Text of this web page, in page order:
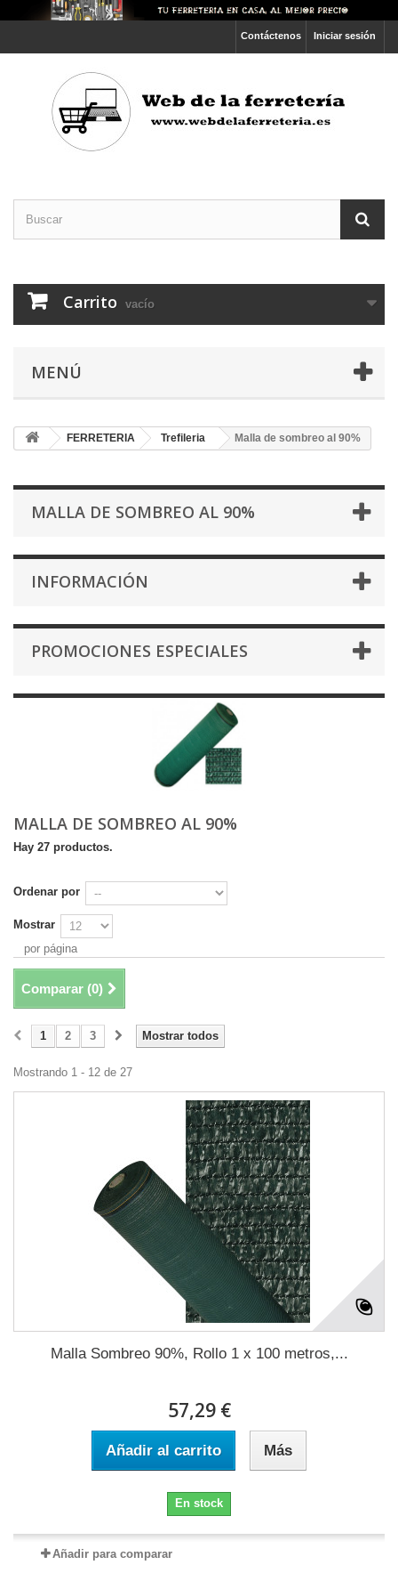
Iniciar sesión
Contáctenos
Carrito vacío
MENÚ
FERRETERIA Trefileria Malla de sombreo al 90%
MALLA DE SOMBREO AL 90%
INFORMACIÓN
PROMOCIONES ESPECIALES
MALLA DE SOMBREO AL 90%
Hay 27 productos.
Ordenar por
Mostrar
por página
Comparar (0)
Mostrar todos
1 2 3
Mostrando 1 - 12 de 27
Malla Sombreo 90%, Rollo 1 x 100 metros,...
57,29 €
Añadir al carrito Más
En stock
Añadir para comparar